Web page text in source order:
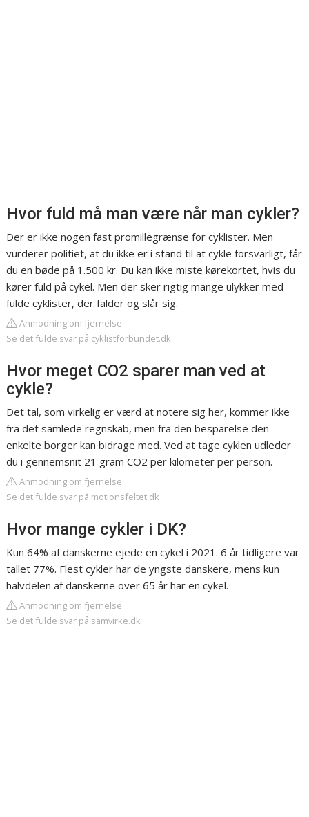
Hvor fuld må man være når man cykler?
Der er ikke nogen fast promillegrænse for cyklister. Men
vurderer politiet, at du ikke er i stand til at cykle forsvarligt, får
du en bøde på 1.500 kr. Du kan ikke miste kørekortet, hvis du
kører fuld på cykel. Men der sker rigtig mange ulykker med
fulde cyklister, der falder og slår sig.
Anmodning om fjernelse
Se det fulde svar på cyklistforbundet.dk
Hvor meget CO2 sparer man ved at
cykle?
Det tal, som virkelig er værd at notere sig her, kommer ikke
fra det samlede regnskab, men fra den besparelse den
enkelte borger kan bidrage med. Ved at tage cyklen udleder
du i gennemsnit 21 gram CO2 per kilometer per person.
Anmodning om fjernelse
Se det fulde svar på motionsfeltet.dk
Hvor mange cykler i DK?
Kun 64% af danskerne ejede en cykel i 2021. 6 år tidligere var
tallet 77%. Flest cykler har de yngste danskere, mens kun
halvdelen af danskerne over 65 år har en cykel.
Anmodning om fjernelse
Se det fulde svar på samvirke.dk